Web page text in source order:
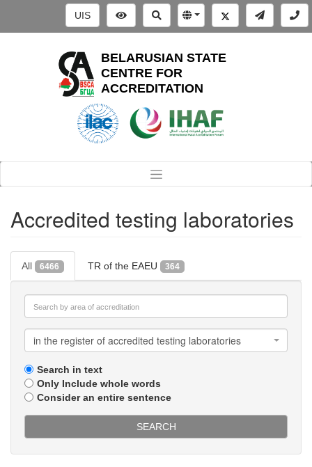
UIS
BELARUSIAN STATE
CENTRE FOR
ACCREDITATION
Accredited testing laboratories
All 6466 TR of the EAEU 364
in the register of accredited testing laboratories
Search in text
Only Include whole words
Consider an entire sentence
SEARCH